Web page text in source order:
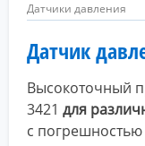
Датчики давления
Датчик
Высокоточный
3421 для
с погрешностью